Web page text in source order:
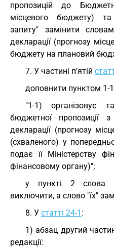
пропозицій до
місцевого бюджету)
запиту" замінити
декларації (прогнозу
бюджету на плановий
7. У частині п’ятій
доповнити пунктом 1-1
"1-1) організовує
бюджетної пропозиції
декларації (прогнозу
(схваленого) у
подає її Міністерству
фінансовому органу)";
у пункті 2 слова
виключити, а слово "їх"
8. У статті 24-1 :
1) абзац другий
редакції: